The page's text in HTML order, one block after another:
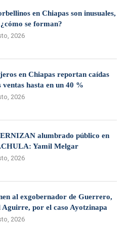
en Chiapas son inusuales,
se forman?
2026
en Chiapas reportan caídas
ventas hasta en un 40 %
2026
alumbrado público en
Yamil Melgar
2026
al exgobernador de Guerrero,
Aguirre, por el caso Ayotzinapa
2026